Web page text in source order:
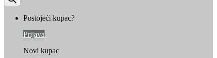
Postojeći kupac?
Prijava
Novi kupac